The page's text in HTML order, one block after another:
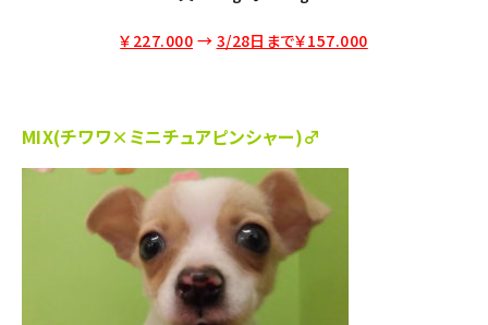
￥227.000 → 3/28日まで￥157.000
MIX(チワワ×ミニチュアピンシャー)♂